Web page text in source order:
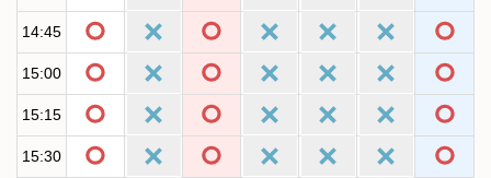
14:45
15:00
15:15
15:30